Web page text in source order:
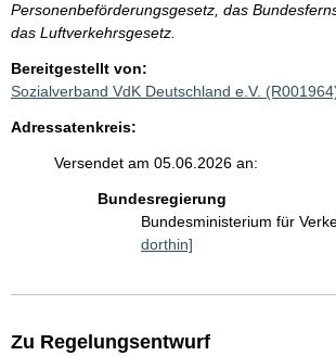
Personenbeförderungsgesetz, das
das Luftverkehrsgesetz.
Bereitgestellt von:
Sozialverband VdK Deutschland e.V.
Adressatenkreis:
Versendet am 05.06.2026 an:
Bundesregierung
Bundesministerium für
dorthin]
Zu Regelungsentwurf